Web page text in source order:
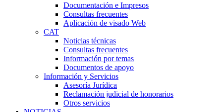
Documentación e Impresos
Consultas frecuentes
Aplicación de visado Web
CAT
Noticias técnicas
Consultas frecuentes
Información por temas
Documentos de apoyo
Información y Servicios
Asesoría Jurídica
Reclamación judicial de honorarios
Otros servicios